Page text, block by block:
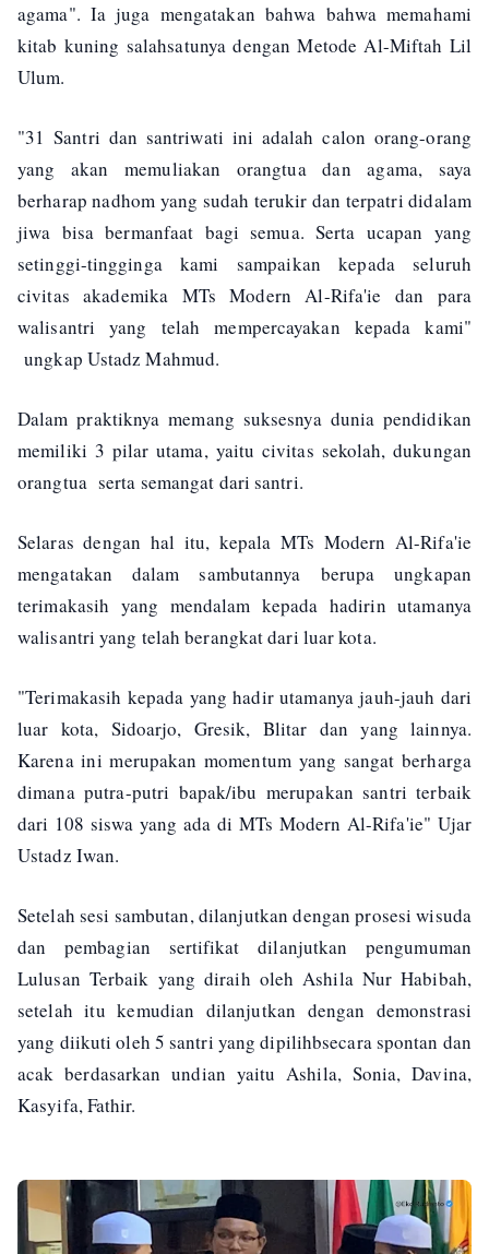
agama". Ia juga mengatakan bahwa bahwa memahami
kitab kuning salahsatunya dengan Metode Al-Miftah Lil
Ulum.
"31 Santri dan santriwati ini adalah calon orang-orang
yang akan memuliakan orangtua dan agama, saya
berharap nadhom yang sudah terukir dan terpatri didalam
jiwa bisa bermanfaat bagi semua. Serta ucapan yang
setinggi-tingginga kami sampaikan kepada seluruh
civitas akademika MTs Modern Al-Rifa'ie dan para
walisantri yang telah mempercayakan kepada kami"
ungkap Ustadz Mahmud.
Dalam praktiknya memang suksesnya dunia pendidikan
memiliki 3 pilar utama, yaitu civitas sekolah, dukungan
orangtua serta semangat dari santri.
Selaras dengan hal itu, kepala MTs Modern Al-Rifa'ie
mengatakan dalam sambutannya berupa ungkapan
terimakasih yang mendalam kepada hadirin utamanya
walisantri yang telah berangkat dari luar kota.
"Terimakasih kepada yang hadir utamanya jauh-jauh dari
luar kota, Sidoarjo, Gresik, Blitar dan yang lainnya.
Karena ini merupakan momentum yang sangat berharga
dimana putra-putri bapak/ibu merupakan santri terbaik
dari 108 siswa yang ada di MTs Modern Al-Rifa'ie" Ujar
Ustadz Iwan.
Setelah sesi sambutan, dilanjutkan dengan prosesi wisuda
dan pembagian sertifikat dilanjutkan pengumuman
Lulusan Terbaik yang diraih oleh Ashila Nur Habibah,
setelah itu kemudian dilanjutkan dengan demonstrasi
yang diikuti oleh 5 santri yang dipilihbsecara spontan dan
acak berdasarkan undian yaitu Ashila, Sonia, Davina,
Kasyifa, Fathir.